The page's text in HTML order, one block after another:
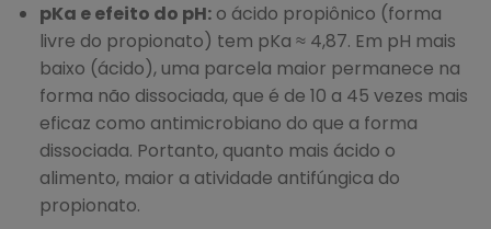
pKa e efeito do pH:o ácido propiônico (forma
livre do propionato) tem pKa ≈ 4,87. Em pH mais
baixo (ácido), uma parcela maior permanece na
forma não dissociada, que é de 10 a 45 vezes mais
eficaz como antimicrobiano do que a forma
dissociada. Portanto, quanto mais ácido o
alimento, maior a atividade antifúngica do
propionato.